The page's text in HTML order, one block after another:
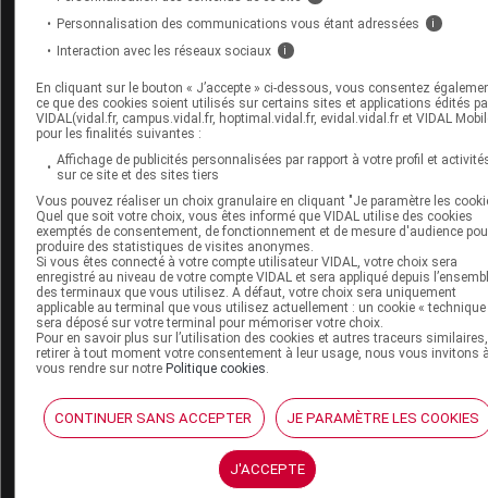
VIDAL widget
VIDAL Sécurisation
VIDAL e-Services
Qui sommes-nous ?
VIDAL France
Carrières
Charte éthique et
déontologique
Service client
Contact
Aide
Espace partenaires
Éditeurs de logiciel
VIDAL sur votre site
Vidal Mobile
Personnalisation des communications vous étant adressées i
Interaction avec les réseaux sociaux i
En cliquant sur le bouton « J’accepte » ci-dessous, vous consentez
ce que des cookies soient utilisés sur certains sites et applications édités
VIDAL(vidal.fr, campus.vidal.fr, hoptimal.vidal.fr, evidal.vidal.fr et VIDAL
pour les finalités suivantes :
Affichage de publicités personnalisées par rapport à votre profil et
sur ce site et des sites tiers
Vous pouvez réaliser un choix granulaire en cliquant "Je paramètre les
Quel que soit votre choix, vous êtes informé que VIDAL utilise des cookies
exemptés de consentement, de fonctionnement et de mesure d'audience
produire des statistiques de visites anonymes.
Si vous êtes connecté à votre compte utilisateur VIDAL, votre choix sera
enregistré au niveau de votre compte VIDAL et sera appliqué depuis
des terminaux que vous utilisez. A défaut, votre choix sera uniquement
applicable au terminal que vous utilisez actuellement : un cookie « technique
sera déposé sur votre terminal pour mémoriser votre choix.
Pour en savoir plus sur l’utilisation des cookies et autres traceurs
retirer à tout moment votre consentement à leur usage, nous vous invitons
vous rendre sur notre Politique cookies.
CONTINUER SANS ACCEPTER JE PARAMÈTRE LES COOKIES
J'ACCEPTE